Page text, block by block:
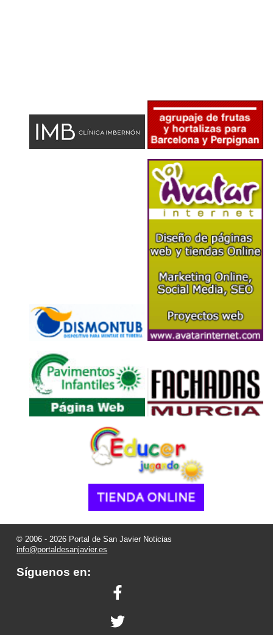
© 2006 - 2026 Portal de San Javier Noticias
info@portaldesanjavier.es
Síguenos en: